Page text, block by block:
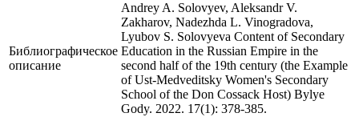
Библиографическое
описание
Andrey A. Solovyev, Aleksandr V.
Zakharov, Nadezhda L. Vinogradova,
Lyubov S. Solovyeva Content of Secondary
Education in the Russian Empire in the
second half of the 19th century (the Example
of Ust-Medveditsky Women's Secondary
School of the Don Cossack Host) Bylye
Gody. 2022. 17(1): 378-385.